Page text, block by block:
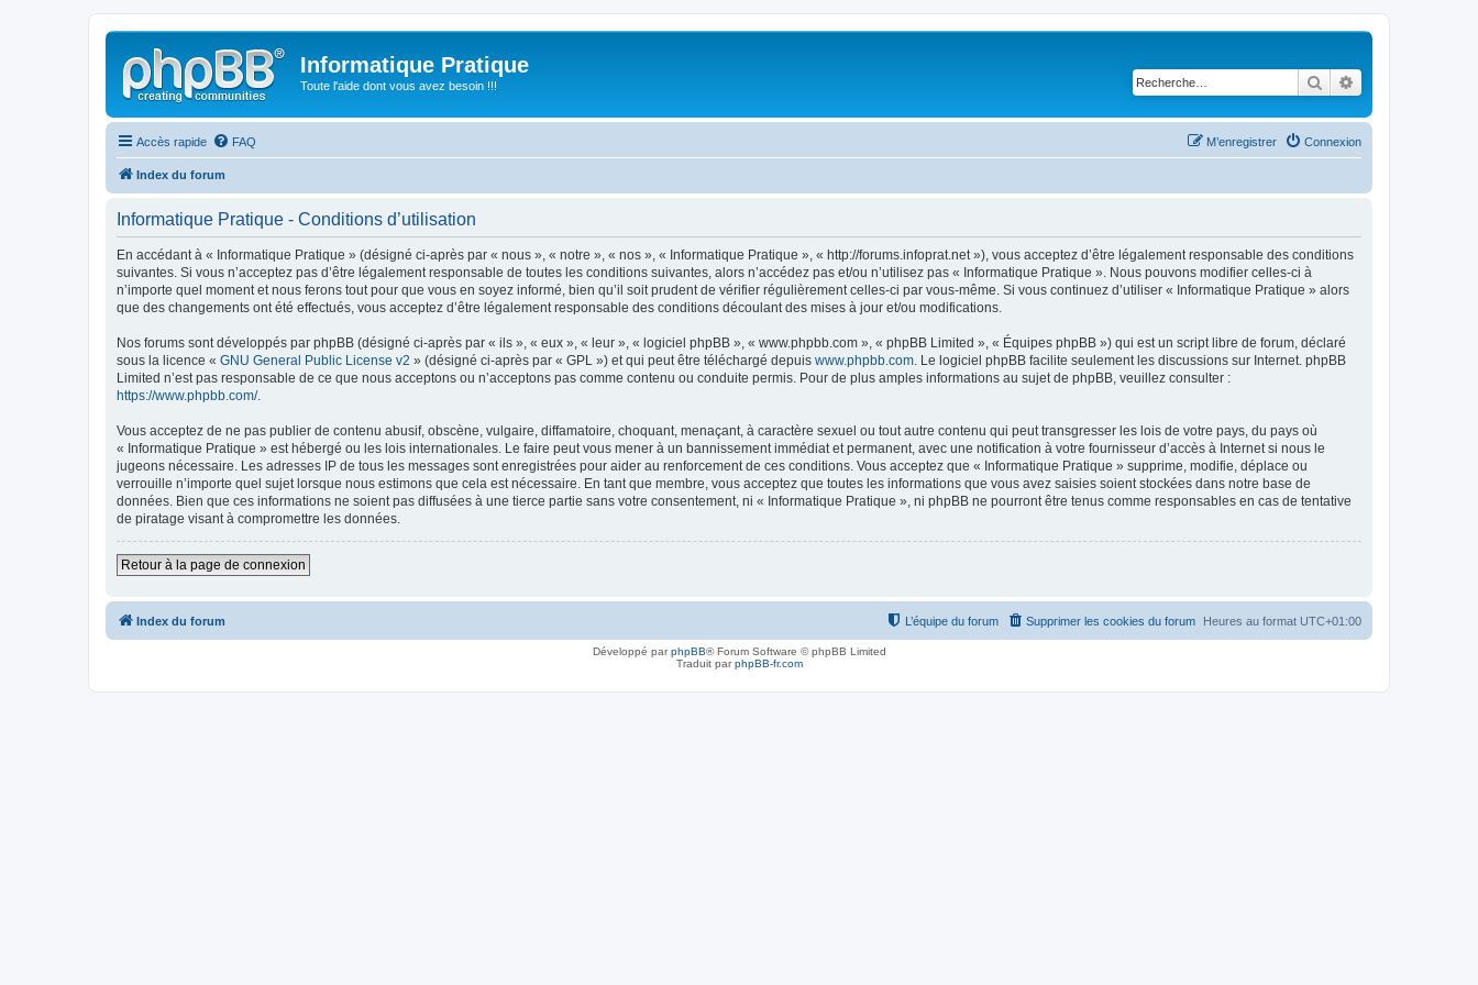
Informatique Pratique
Toute l'aide dont vous avez besoin !!! Rechercher
Accès rapide FAQ Connexion
M’enregistrer
Index du forum
Informatique Pratique - Conditions d’utilisation
En accédant à « Informatique Pratique » (désigné ci-après par « nous », « notre », « nos », « Informatique Pratique », « http://forums.infoprat.net »), vous acceptez d’être légalement responsable des conditions
suivantes. Si vous n’acceptez pas d’être légalement responsable de toutes les conditions suivantes, alors n’accédez pas et/ou n’utilisez pas « Informatique Pratique ». Nous pouvons modifier celles-ci à
n’importe quel moment et nous ferons tout pour que vous en soyez informé, bien qu’il soit prudent de vérifier régulièrement celles-ci par vous-même. Si vous continuez d’utiliser « Informatique Pratique » alors
que des changements ont été effectués, vous acceptez d’être légalement responsable des conditions découlant des mises à jour et/ou modifications.
Nos forums sont développés par phpBB (désigné ci-après par « ils », « eux », « leur », « logiciel phpBB », « www.phpbb.com », « phpBB Limited », « Équipes phpBB ») qui est un script libre de forum, déclaré
sous la licence « GNU General Public License v2 » (désigné ci-après par « GPL ») et qui peut être téléchargé depuis www.phpbb.com . Le logiciel phpBB facilite seulement les discussions sur Internet. phpBB
Limited n’est pas responsable de ce que nous acceptons ou n’acceptons pas comme contenu ou conduite permis. Pour de plus amples informations au sujet de phpBB, veuillez consulter :
https://www.phpbb.com/.
Vous acceptez de ne pas publier de contenu abusif, obscène, vulgaire, diffamatoire, choquant, menaçant, à caractère sexuel ou tout autre contenu qui peut transgresser les lois de votre pays, du pays où
« Informatique Pratique » est hébergé ou les lois internationales. Le faire peut vous mener à un bannissement immédiat et permanent, avec une notification à votre fournisseur d’accès à Internet si nous le
jugeons nécessaire. Les adresses IP de tous les messages sont enregistrées pour aider au renforcement de ces conditions. Vous acceptez que « Informatique Pratique » supprime, modifie, déplace ou
verrouille n’importe quel sujet lorsque nous estimons que cela est nécessaire. En tant que membre, vous acceptez que toutes les informations que vous avez saisies soient stockées dans notre base de
données. Bien que ces informations ne soient pas diffusées à une tierce partie sans votre consentement, ni « Informatique Pratique », ni phpBB ne pourront être tenus comme responsables en cas de tentative
de piratage visant à compromettre les données.
Retour à la page de connexion
Index du forum Heures au format UTC+01:00
Supprimer les cookies du forum
L’équipe du forum
Développé parphpBB® Forum Software © phpBB Limited
Traduit parphpBB-fr.com